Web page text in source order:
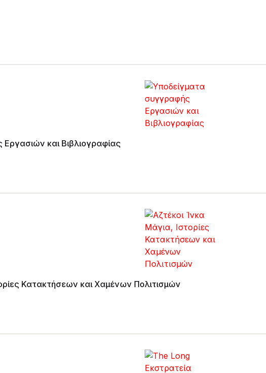
Υποδείγματα συγγραφής Εργασιών και Βιβλιογραφίας
Κατακτήσεων και Χαμένων Πολιτισμών